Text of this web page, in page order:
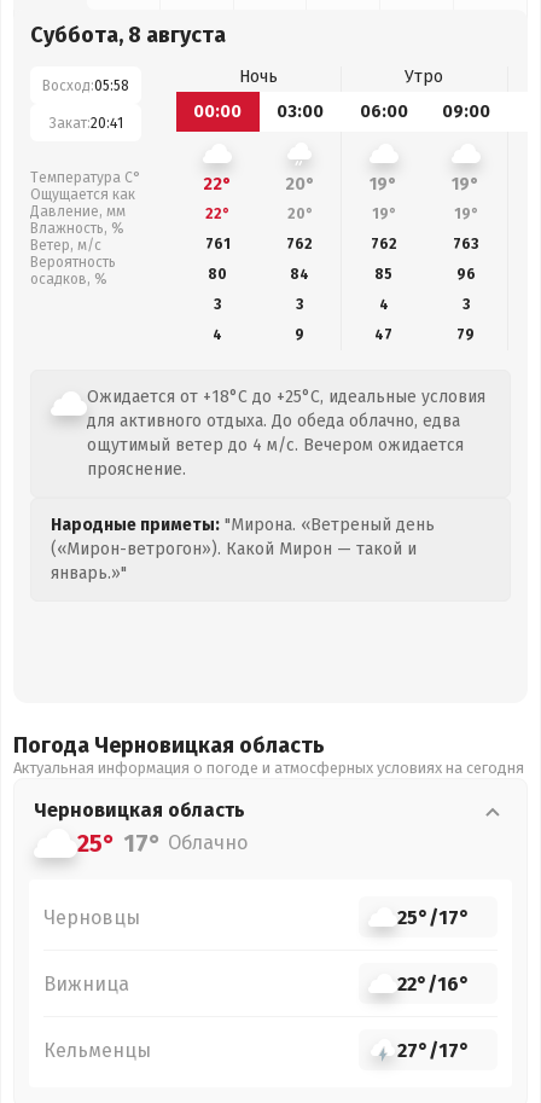
Суббота, 8 августа
Восход:05:58
Закат:20:41
Температура С°
Ощущается как
Давление, мм
Влажность, %
Ветер, м/с
Вероятность
осадков, %
Ночь
Утро
00:00
03:00 06:00 09:00
22° 20° 19° 19°
22° 20° 19° 19°
761
762 762 763
80
84 85 96
3
3 4
3
4
9 47 79
Ожидается от +18°C до +25°C, идеальные условия
для активного отдыха. До обеда облачно, едва
ощутимый ветер до 4 м/с. Вечером ожидается
прояснение.
Народные приметы: "Мирона. «Ветреный день
(«Мирон-ветрогон»). Какой Мирон — такой и
январь.»"
Погода Черновицкая область
Актуальная информация о погоде и атмосферных условиях на сегодня
Черновицкая область
25° 17° Облачно
Черновцы 25°/17°
Вижница 22°/16°
Кельменцы 27°/17°